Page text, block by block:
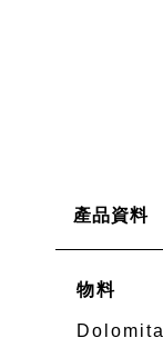
產品資料
物料
Dolomita